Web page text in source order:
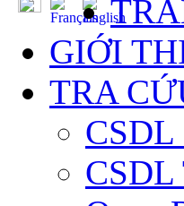
GIỚI
TRA
CSDL
CSDL